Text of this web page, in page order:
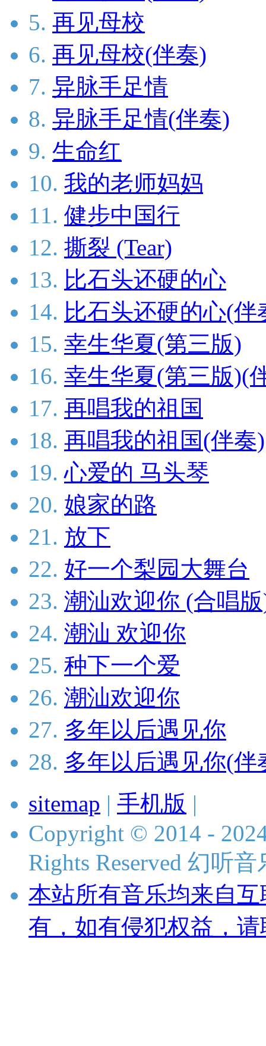
5. 再见母校
6. 再见母校(伴奏)
7. 异脉手足情
8. 异脉手足情(伴奏)
9. 生命红
10. 我的老师妈妈
11. 健步中国行
12. 撕裂 (Tear)
13. 比石头还硬的心
14. 比石头还硬的心(伴
15. 幸生华夏(第三版)
16. 幸生华夏(第三版)(
17. 再唱我的祖国
18. 再唱我的祖国(伴奏)
19. 心爱的 马头琴
20. 娘家的路
21. 放下
22. 好一个梨园大舞台
23. 潮汕欢迎你 (合唱
24. 潮汕 欢迎你
25. 种下一个爱
26. 潮汕欢迎你
27. 多年以后遇见你
28. 多年以后遇见你(伴
sitemap | 手机版 |
Copyright © 2014 -
Rights Reserved 幻听
本站所有音乐均来自
有，如有侵犯权益，